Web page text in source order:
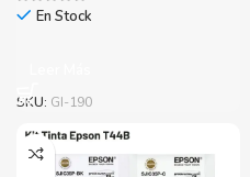
En Stock
SKU: GI-190